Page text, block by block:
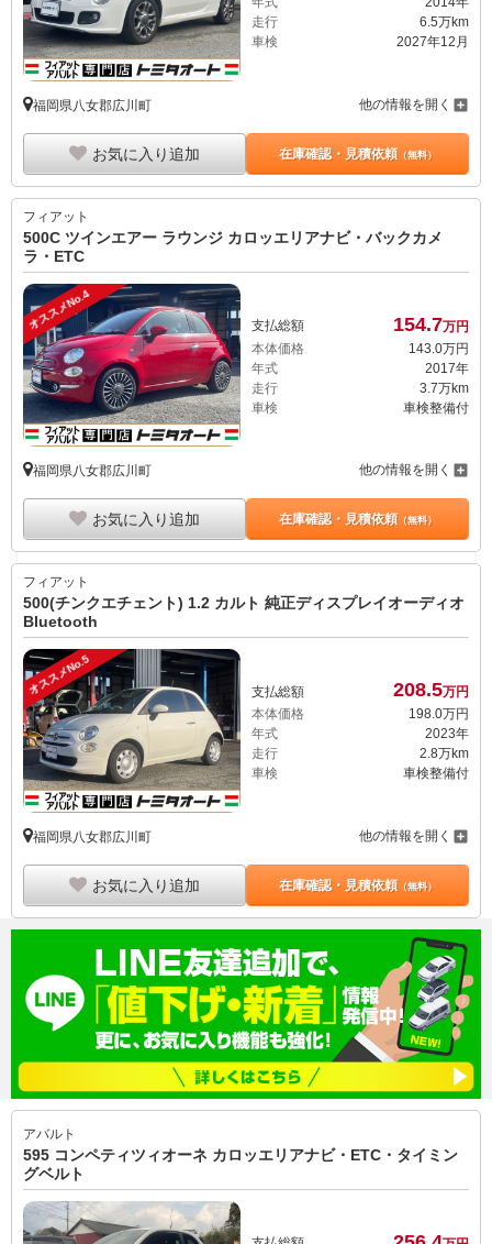
走行
6.5万km
車検
2027年12月
福岡県八女郡広川町 他の情報を開く
お気に入り追加 在庫確認・見積依頼（無料）
フィアット
500C ツインエアー ラウンジ カロッエリアナビ・バックカメ
ラ・ETC
オススメNo.4 支払総額 154.7万円
本体価格
143. 0万円
年式
2017年
走行
3.7万km
車検
車検整備付
福岡県八女郡広川町 他の情報を開く
お気に入り追加 在庫確認・見積依頼（無料）
フィアット
500(チンクエチェント) 1.2 カルト 純正ディスプレイオーディオ
Bluetooth
オススメNo.5 支払総額 208.5万円
本体価格
198.0万円
年式
2023年
走行
2.8万km
車検
車検整備付
福岡県八女郡広川町 他の情報を開く
お気に入り追加 在庫確認・見積依頼（無料）
アバルト
595 コンペティツィオーネ カロッエリアナビ・ETC・タイミン
グベルト